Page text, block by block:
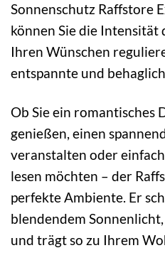
Sonnenschutz Raffstore
können Sie die Intensität
Ihren Wünschen
entspannte und
Ob Sie ein romantisches
genießen, einen
veranstalten oder
lesen möchten – der
perfekte Ambiente. Er
blendendem
und trägt so zu Ihrem